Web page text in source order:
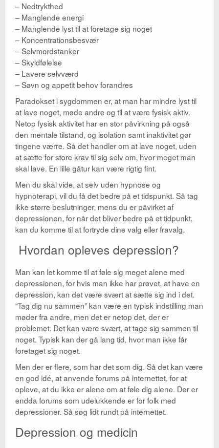
– Nedtrykthed
– Manglende energi
– Manglende lyst til at foretage sig noget
– Koncentrationsbesvær
– Selvmordstanker
– Skyldfølelse
– Lavere selvværd
– Søvn og appetit behov forandres
Paradokset i sygdommen er, at man har mindre lyst til
at lave noget, møde andre og til at være fysisk aktiv.
Netop fysisk aktivitet har en stor påvirkning på også
den mentale tilstand, og isolation samt inaktivitet gør
tingene værre. Så det handler om at lave noget, uden
at sætte for store krav til sig selv om, hvor meget man
skal lave. En lille gåtur kan være rigtig fint.
Men du skal vide, at selv uden hypnose og
hypnoterapi, vil du få det bedre på et tidspunkt. Så tag
ikke større beslutninger, mens du er påvirket af
depressionen, for når det bliver bedre på et tidpunkt,
kan du komme til at fortryde dine valg eller fravalg.
Hvordan opleves depression?
Man kan let komme til at føle sig meget alene med
depressionen, for hvis man ikke har prøvet, at have en
depression, kan det være svært at sætte sig ind i det.
“Tag dig nu sammen” kan være en typisk indstilling man
møder fra andre, men det er netop det, der er
problemet. Det kan være svært, at tage sig sammen til
noget. Typisk kan der gå lang tid, hvor man ikke får
foretaget sig noget.
Men der er flere, som har det som dig. Så det kan være
en god idé, at anvende forums på internettet, for at
opleve, at du ikke er alene om at føle dig alene. Der er
endda forums som udelukkende er for folk med
depressioner. Så søg lidt rundt på internettet.
Depression og medicin